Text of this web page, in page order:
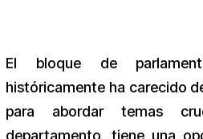
El bloque de
históricamente ha carecido
para abordar temas